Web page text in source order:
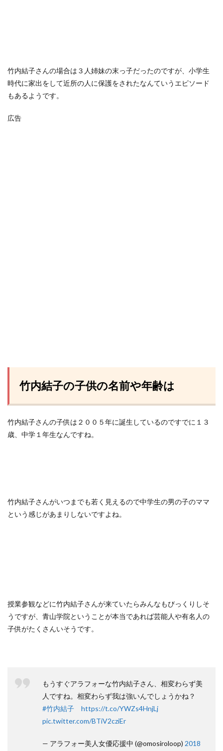
竹内結子さんの場合は３人姉妹の末っ子だったのですが、小学生
時代に家出をして近所の人に保護をされたなんていうエピソード
もあるようです。
広告
竹内結子の子供の名前や年齢は
竹内結子さんの子供は２００５年に誕生しているのですでに１３
歳、中学１年生なんですね。
竹内結子さんがいつまでも若く見えるので中学生の男の子のママ
という感じがあまりしないですよね。
授業参観などに竹内結子さんが来ていたらみんなもびっくりしそ
うですが、青山学院ということが本当であれば芸能人や有名人の
子供がたくさんいそうです。
もうすぐアラフォーな竹内結子さん、相変わらず美
人ですね。相変わらず我は強いんでしょうかね？
#竹内結子
https://t.co/YWZs4HnjLj
pic.twitter.com/BTiV2cziEr
— アラフォー美人女優応援中 (@omosiroloop) 2018